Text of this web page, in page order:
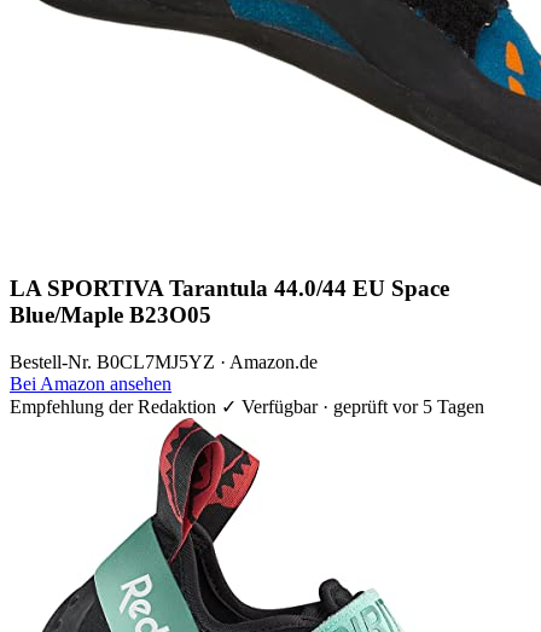
LA SPORTIVA Tarantula 44.0/44 EU Space
Blue/Maple B23O05
Bestell-Nr. B0CL7MJ5YZ · Amazon.de
Bei Amazon ansehen
Empfehlung der Redaktion ✓ Verfügbar · geprüft vor 5 Tagen